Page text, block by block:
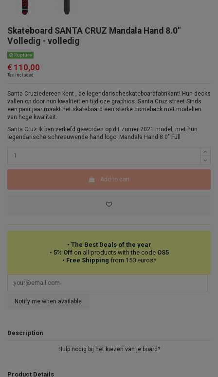
Skateboard SANTA CRUZ Mandala Hand 8.0"
Volledig - volledig
Rupture
€ 110,00
Tax included
Santa CruzIedereen kent , de legendarischeskateboardfabrikant! Hun decks
vallen op door hun kwaliteit en tijdloze graphics. Santa Cruz street Sinds
een paar jaar maakt het skateboard een sterke comeback met modellen
van hoge kwaliteit.
Santa Cruz Ik ben verliefd geworden op dit zomer 2021 model, met hun
legendarische schreeuwende hand logo: Mandala Hand 8.0" Full
Add to cart
• The Best Deals of the year
• 5% Off on all products with the code OS5
• Free Shipping from 150 euros*
Notify me when available
Description
Hulp nodig bij het kiezen van je board?
Product Details